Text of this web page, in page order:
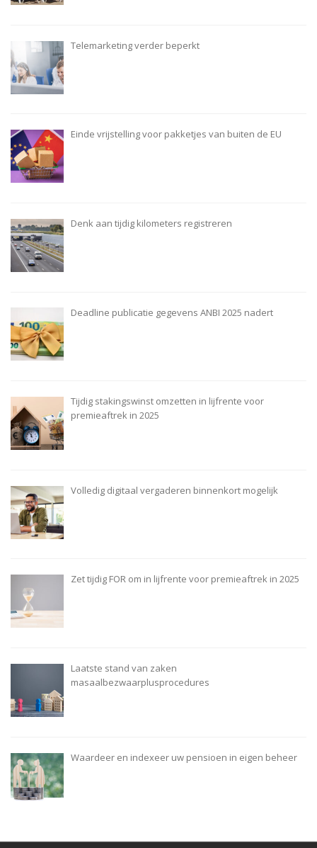
Telemarketing verder beperkt
Einde vrijstelling voor pakketjes van buiten de EU
Denk aan tijdig kilometers registreren
Deadline publicatie gegevens ANBI 2025 nadert
Tijdig stakingswinst omzetten in lijfrente voor
premieaftrek in 2025
Volledig digitaal vergaderen binnenkort mogelijk
Zet tijdig FOR om in lijfrente voor premieaftrek in 2025
Laatste stand van zaken
masaalbezwaarplusprocedures
Waardeer en indexeer uw pensioen in eigen beheer